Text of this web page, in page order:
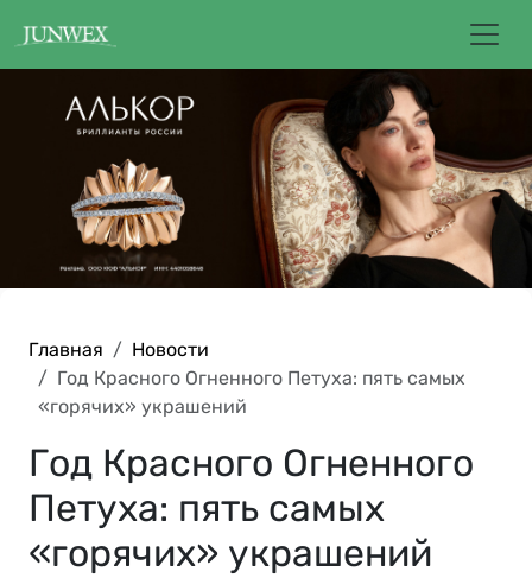
Главная
Новости
Год Красного Огненного Петуха: пять самых
«горячих» украшений
Год Красного Огненного
Петуха: пять самых
«горячих» украшений